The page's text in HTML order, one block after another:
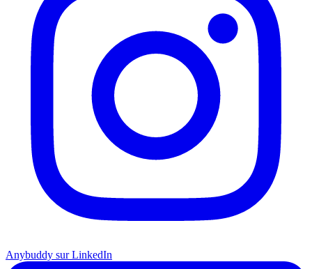
Anybuddy sur LinkedIn